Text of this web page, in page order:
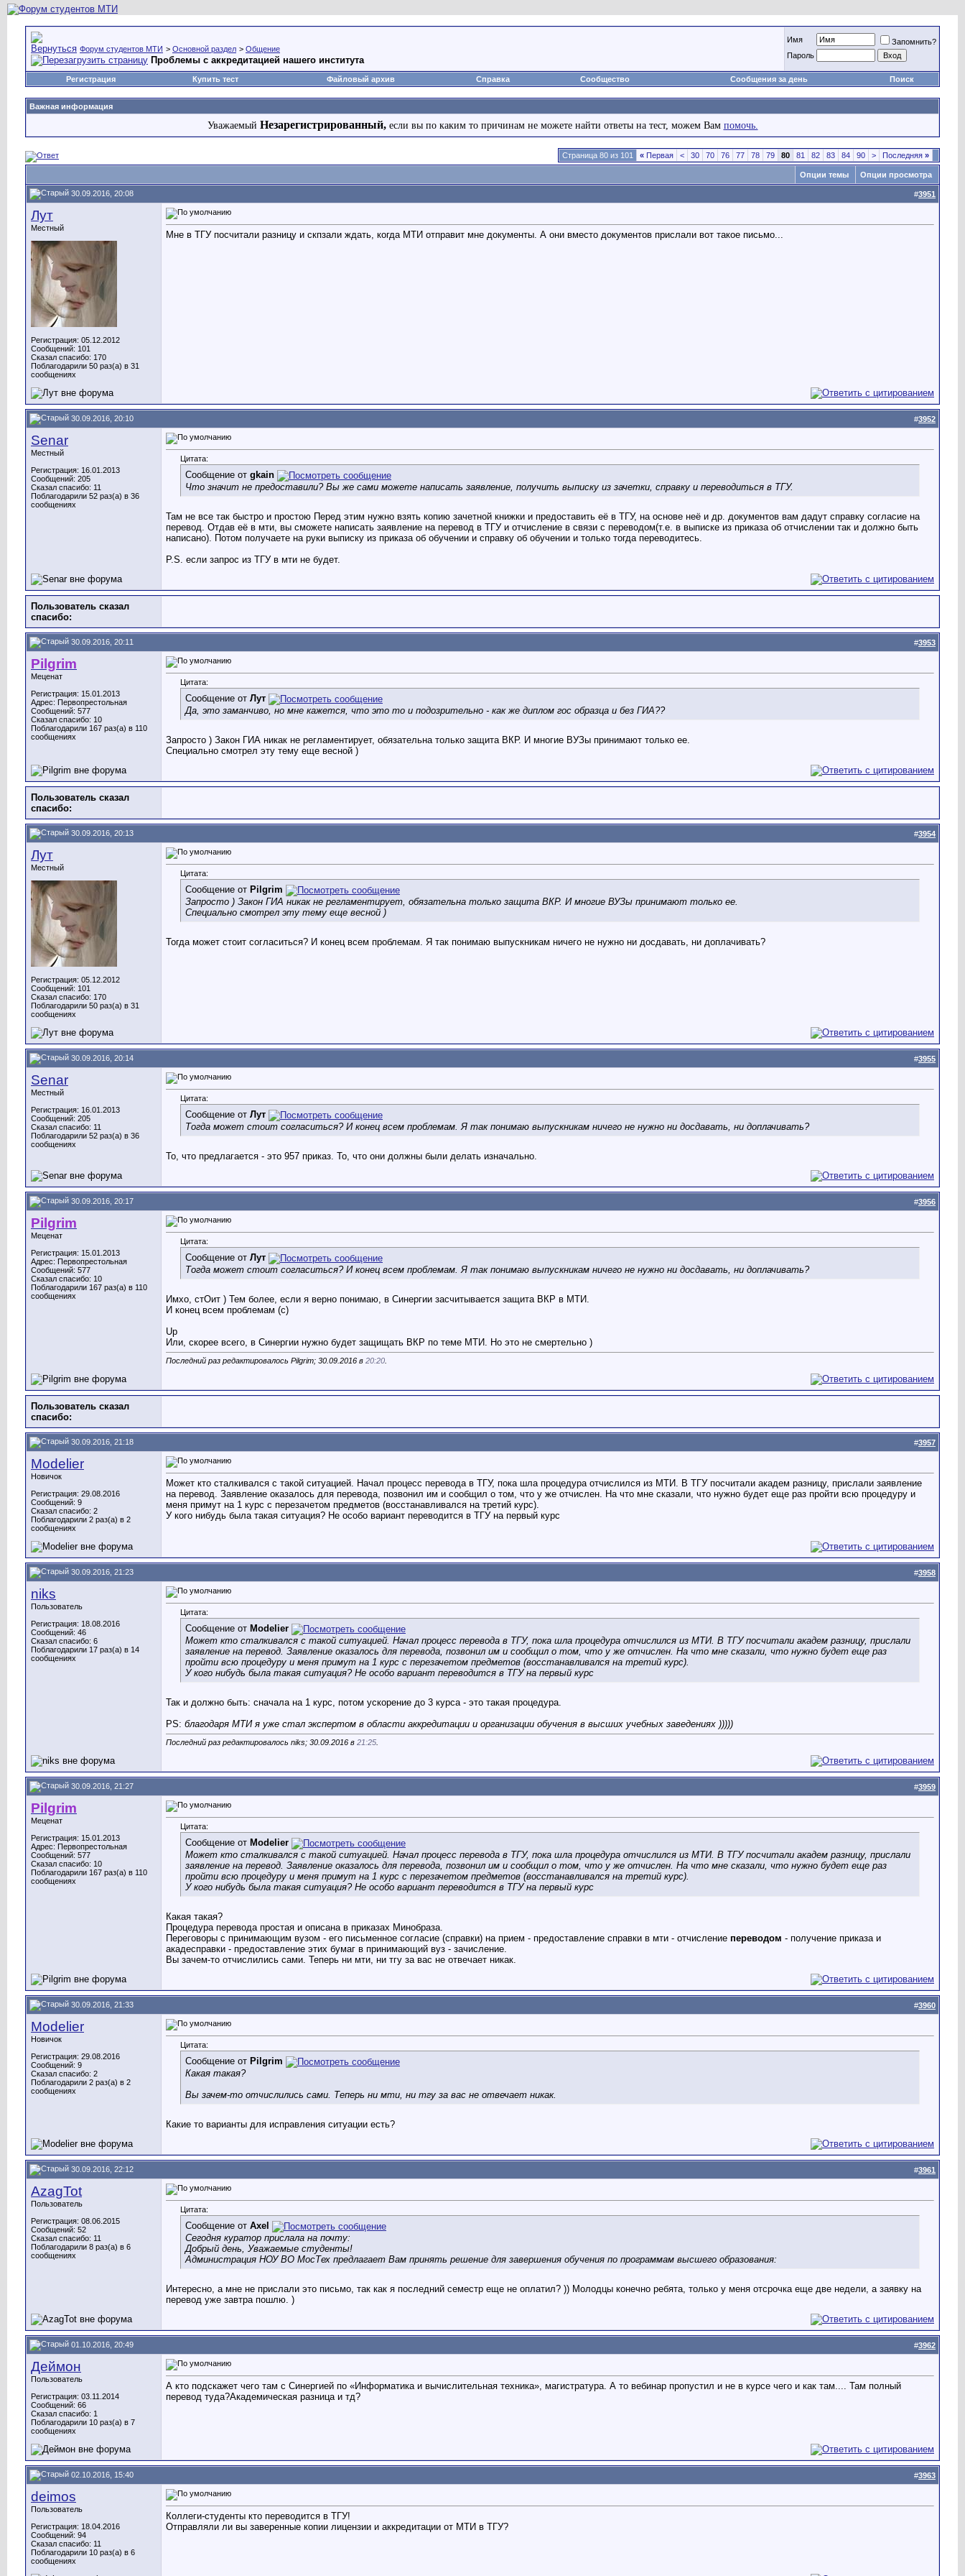
Форум студентов МТИ > Основной раздел > Общение
Проблемы с аккредитацией нашего института
Имя
Запомнить?
Пароль
Регистрация Купить тест Файловый архив Справка Сообщество Сообщения за день Поиск
Важная информация
Уважаемый Незарегистрированный, если вы по каким то причинам не можете найти ответы на тест, можем Вам помочь.
Страница 80 из 101 « Первая < 30 70 76 77 78 79 80 81 82 83 84 90 > Последняя »
Опции темы Опции просмотра
30.09.2016, 20:08 #3951
Лут
Местный
Регистрация: 05.12.2012
Сообщений: 101
Сказал спасибо: 170
Поблагодарили 50 раз(а) в 31
сообщениях
Мне в ТГУ посчитали разницу и скпзали ждать, когда МТИ отправит мне документы. А они вместо документов прислали вот такое письмо...
30.09.2016, 20:10 #3952
Senar
Местный
Регистрация: 16.01.2013
Сообщений: 205
Сказал спасибо: 11
Поблагодарили 52 раз(а) в 36
сообщениях
Цитата:
Сообщение от gkain
Что значит не предоставили? Вы же сами можете написать заявление, получить выписку из зачетки, справку и переводиться в ТГУ.
Там не все так быстро и простою Перед этим нужно взять копию зачетной книжки и предоставить её в ТГУ, на основе неё и др. документов вам дадут справку согласие на
перевод. Отдав её в мти, вы сможете написать заявление на перевод в ТГУ и отчисление в связи с переводом(т.е. в выписке из приказа об отчислении так и должно быть
написано). Потом получаете на руки выписку из приказа об обучении и справку об обучении и только тогда переводитесь.
P.S. если запрос из ТГУ в мти не будет.
Пользователь сказал
cпасибо:
30.09.2016, 20:11 #3953
Pilgrim
Меценат
Регистрация: 15.01.2013
Адрес: Первопрестольная
Сообщений: 577
Сказал спасибо: 10
Поблагодарили 167 раз(а) в 110
сообщениях
Цитата:
Сообщение от Лут
Да, это заманчиво, но мне кажется, что это то и подозрительно - как же диплом гос образца и без ГИА??
Запросто ) Закон ГИА никак не регламентирует, обязательна только защита ВКР. И многие ВУЗы принимают только ее.
Специально смотрел эту тему еще весной )
Пользователь сказал
cпасибо:
30.09.2016, 20:13 #3954
Лут
Местный
Регистрация: 05.12.2012
Сообщений: 101
Сказал спасибо: 170
Поблагодарили 50 раз(а) в 31
сообщениях
Цитата:
Сообщение от Pilgrim
Запросто ) Закон ГИА никак не регламентирует, обязательна только защита ВКР. И многие ВУЗы принимают только ее.
Специально смотрел эту тему еще весной )
Тогда может стоит согласиться? И конец всем проблемам. Я так понимаю выпускникам ничего не нужно ни досдавать, ни доплачивать?
30.09.2016, 20:14 #3955
Senar
Местный
Регистрация: 16.01.2013
Сообщений: 205
Сказал спасибо: 11
Поблагодарили 52 раз(а) в 36
сообщениях
Цитата:
Сообщение от Лут
Тогда может стоит согласиться? И конец всем проблемам. Я так понимаю выпускникам ничего не нужно ни досдавать, ни доплачивать?
То, что предлагается - это 957 приказ. То, что они должны были делать изначально.
30.09.2016, 20:17 #3956
Pilgrim
Меценат
Регистрация: 15.01.2013
Адрес: Первопрестольная
Сообщений: 577
Сказал спасибо: 10
Поблагодарили 167 раз(а) в 110
сообщениях
Цитата:
Сообщение от Лут
Тогда может стоит согласиться? И конец всем проблемам. Я так понимаю выпускникам ничего не нужно ни досдавать, ни доплачивать?
Имхо, стОит ) Тем более, если я верно понимаю, в Синергии засчитывается защита ВКР в МТИ.
И конец всем проблемам (с)
Up
Или, скорее всего, в Синергии нужно будет защищать ВКР по теме МТИ. Но это не смертельно )
Последний раз редактировалось Pilgrim; 30.09.2016 в 20:20
Пользователь сказал
cпасибо:
30.09.2016, 21:18 #3957
Modelier
Новичок
Регистрация: 29.08.2016
Сообщений: 9
Сказал спасибо: 2
Поблагодарили 2 раз(а) в 2
сообщениях
Может кто сталкивался с такой ситуацией. Начал процесс перевода в ТГУ, пока шла процедура отчислился из МТИ. В ТГУ посчитали академ разницу, прислали заявление
на перевод. Заявление оказалось для перевода, позвонил им и сообщил о том, что у же отчислен. На что мне сказали, что нужно будет еще раз пройти всю процедуру и
меня примут на 1 курс с перезачетом предметов (восстанавливался на третий курс).
У кого нибудь была такая ситуация? Не особо вариант переводится в ТГУ на первый курс
30.09.2016, 21:23 #3958
niks
Пользователь
Регистрация: 18.08.2016
Сообщений: 46
Сказал спасибо: 6
Поблагодарили 17 раз(а) в 14
сообщениях
Цитата:
Сообщение от Modelier
Может кто сталкивался с такой ситуацией. Начал процесс перевода в ТГУ, пока шла процедура отчислился из МТИ. В ТГУ посчитали академ разницу, прислали
заявление на перевод. Заявление оказалось для перевода, позвонил им и сообщил о том, что у же отчислен. На что мне сказали, что нужно будет еще раз
пройти всю процедуру и меня примут на 1 курс с перезачетом предметов (восстанавливался на третий курс).
У кого нибудь была такая ситуация? Не особо вариант переводится в ТГУ на первый курс
Так и должно быть: сначала на 1 курс, потом ускорение до 3 курса - это такая процедура.
PS: благодаря МТИ я уже стал экспертом в области аккредитации и организации обучения в высших учебных заведениях )))))
Последний раз редактировалось niks; 30.09.2016 в 21:25
30.09.2016, 21:27 #3959
Pilgrim
Меценат
Регистрация: 15.01.2013
Адрес: Первопрестольная
Сообщений: 577
Сказал спасибо: 10
Поблагодарили 167 раз(а) в 110
сообщениях
Цитата:
Сообщение от Modelier
Может кто сталкивался с такой ситуацией. Начал процесс перевода в ТГУ, пока шла процедура отчислился из МТИ. В ТГУ посчитали академ разницу, прислали
заявление на перевод. Заявление оказалось для перевода, позвонил им и сообщил о том, что у же отчислен. На что мне сказали, что нужно будет еще раз
пройти всю процедуру и меня примут на 1 курс с перезачетом предметов (восстанавливался на третий курс).
У кого нибудь была такая ситуация? Не особо вариант переводится в ТГУ на первый курс
Какая такая?
Процедура перевода простая и описана в приказах Минобраза.
Переговоры с принимающим вузом - его письменное согласие (справки) на прием - предоставление справки в мти - отчисление переводом - получение приказа и
акадесправки - предоставление этих бумаг в принимающий вуз - зачисление.
Вы зачем-то отчислились сами. Теперь ни мти, ни тгу за вас не отвечает никак.
30.09.2016, 21:33 #3960
Modelier
Новичок
Регистрация: 29.08.2016
Сообщений: 9
Сказал спасибо: 2
Поблагодарили 2 раз(а) в 2
сообщениях
Цитата:
Сообщение от Pilgrim
Какая такая?
Вы зачем-то отчислились сами. Теперь ни мти, ни тгу за вас не отвечает никак.
Какие то варианты для исправления ситуации есть?
30.09.2016, 22:12 #3961
AzagTot
Пользователь
Регистрация: 08.06.2015
Сообщений: 52
Сказал спасибо: 11
Поблагодарили 8 раз(а) в 6
сообщениях
Цитата:
Сообщение от Axel
Сегодня куратор прислала на почту:
Добрый день, Уважаемые студенты!
Администрация НОУ ВО МосТех предлагает Вам принять решение для завершения обучения по программам высшего образования:
Интересно, а мне не прислали это письмо, так как я последний семестр еще не оплатил? )) Молодцы конечно ребята, только у меня отсрочка еще две недели, а заявку на
перевод уже завтра пошлю. )
01.10.2016, 20:49 #3962
Деймон
Пользователь
Регистрация: 03.11.2014
Сообщений: 66
Сказал спасибо: 1
Поблагодарили 10 раз(а) в 7
сообщениях
А кто подскажет чего там с Синергией по «Информатика и вычислительная техника», магистратура. А то вебинар пропустил и не в курсе чего и как там.... Там полный
перевод туда?Академическая разница и тд?
02.10.2016, 15:40 #3963
deimos
Пользователь
Регистрация: 18.04.2016
Сообщений: 94
Сказал спасибо: 11
Поблагодарили 10 раз(а) в 6
сообщениях
Коллеги-студенты кто переводится в ТГУ!
Отправляли ли вы заверенные копии лицензии и аккредитации от МТИ в ТГУ?